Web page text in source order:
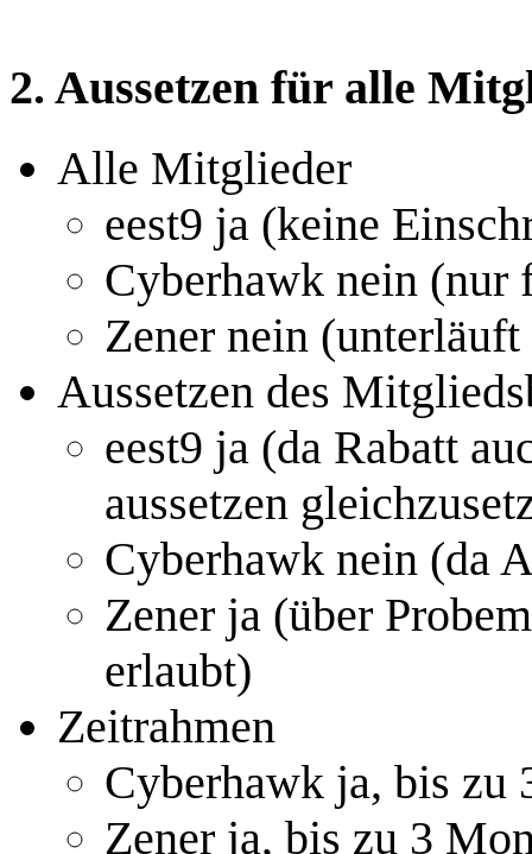
2. Aussetzen für alle
Alle Mitglieder
eest9 ja (keine
Cyberhawk nein (nur
Zener nein
Aussetzen des
eest9 ja (da Rabatt
aussetzen
Cyberhawk nein (da
Zener ja (über
erlaubt)
Zeitrahmen
Cyberhawk ja, bis zu
Zener ja, bis zu 3